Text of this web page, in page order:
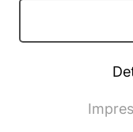
DOI:
2023